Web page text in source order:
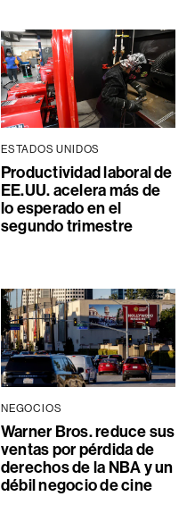
ESTADOS UNIDOS
Productividad laboral de
EE.UU. acelera más de
lo esperado en el
segundo trimestre
NEGOCIOS
Warner Bros. reduce sus
ventas por pérdida de
derechos de la NBA y un
débil negocio de cine